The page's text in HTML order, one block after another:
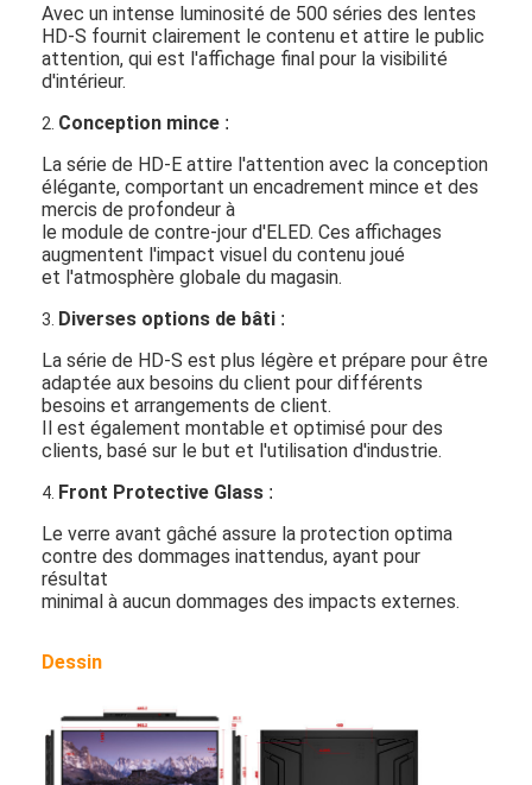
Avec un intense luminosité de 500 séries des lentes
HD-S fournit clairement le contenu et attire le public
attention, qui est l'affichage final pour la visibilité
d'intérieur.
2. Conception mince :
La série de HD-E attire l'attention avec la conception
élégante, comportant un encadrement mince et des
mercis de profondeur à
le module de contre-jour d'ELED. Ces affichages
augmentent l'impact visuel du contenu joué
et l'atmosphère globale du magasin.
3. Diverses options de bâti :
La série de HD-S est plus légère et prépare pour être
adaptée aux besoins du client pour différents
besoins et arrangements de client.
Il est également montable et optimisé pour des
clients, basé sur le but et l'utilisation d'industrie.
4. Front Protective Glass :
Le verre avant gâché assure la protection optima
contre des dommages inattendus, ayant pour
résultat
minimal à aucun dommages des impacts externes.
Dessin